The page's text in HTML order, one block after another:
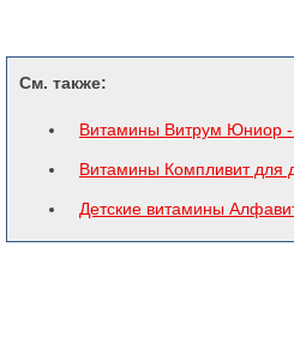
См. также:
Витамины Витрум Юниор -
Витамины Компливит для
Детские витамины